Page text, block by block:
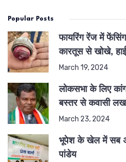
Popular Posts
फायरिंग रेंज में
कारतूस से खोखे, हाई
March 19, 2024
लोकसभा के लिए
बस्तर से कवासी
March 23, 2024
भूपेश के खेल में सब
पांडेय